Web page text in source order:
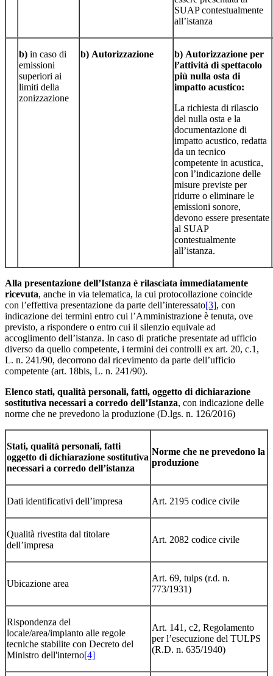
SUAP contestualmente
all’istanza
b) in caso di
emissioni
superiori ai
limiti della
zonizzazione
b) Autorizzazione b) Autorizzazione per
l’attività di spettacolo
più nulla osta di
impatto acustico:
La richiesta di rilascio
del nulla osta e la
documentazione di
impatto acustico, redatta
da un tecnico
competente in acustica,
con l’indicazione delle
misure previste per
ridurre o eliminare le
emissioni sonore,
devono essere presentate
al SUAP
contestualmente
all’istanza.
Alla presentazione dell’Istanza è rilasciata immediatamente
ricevuta, anche in via telematica, la cui protocollazione coincide
con l’effettiva presentazione da parte dell’interessato[3], con
indicazione dei termini entro cui l’Amministrazione è tenuta, ove
previsto, a rispondere o entro cui il silenzio equivale ad
accoglimento dell’istanza. In caso di pratiche presentate ad ufficio
diverso da quello competente, i termini dei controlli ex art. 20, c.1,
L. n. 241/90, decorrono dal ricevimento da parte dell’ufficio
competente (art. 18bis, L. n. 241/90).
Elenco stati, qualità personali, fatti, oggetto di dichiarazione
sostitutiva necessari a corredo dell’Istanza, con indicazione delle
norme che ne prevedono la produzione (D.lgs. n. 126/2016)
Stati, qualità personali, fatti
oggetto di dichiarazione sostitutiva
necessari a corredo dell’istanza
Norme che ne prevedono la
produzione
Dati identificativi dell’impresa Art. 2195 codice civile
Qualità rivestita dal titolare
dell’impresa
Art. 2082 codice civile
Ubicazione area
Art. 69, tulps (r.d. n.
773/1931)
Rispondenza del
locale/area/impianto alle regole
tecniche stabilite con Decreto del
Ministro dell'interno[4]
Art. 141, c2, Regolamento
per l’esecuzione del TULPS
(R.D. n. 635/1940)